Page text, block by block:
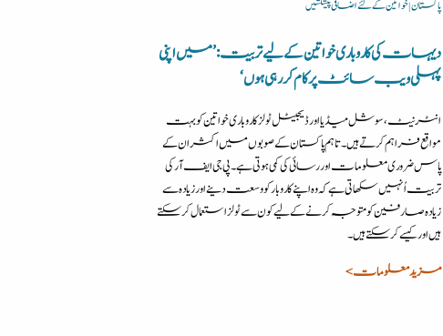
پاکستان | خواتین کے لئے اضافی پیشکشیں
دیہات کی کاروباری خواتین کے لیے تربیت: ’میں اپنی
پہلی ویب سائٹ پر کام کر رہی ہوں‘
انٹرنیٹ، سوشل میڈیا اور ڈیجیٹل ٹولز کاروباری خواتین کو بہت
مواقع فراہم کرتے ہیں۔ تاہم پاکستان کے صوبوں میں اکثر ان کے
پاس ضروری معلومات اور رسائی کی کمی ہوتی ہے۔ پی جی ایف آر کی
تربیت اُنہیں سکھاتی ہے کہ وہ اپنے کاروبار کو وسعت دینے اور زیادہ سے
زیادہ صارفین کو متوجہ کرنے کے لیے کون سے ٹولز استعمال کرسکتے
ہیں اور کیسے کرسکتے ہیں۔
مزید معلومات >